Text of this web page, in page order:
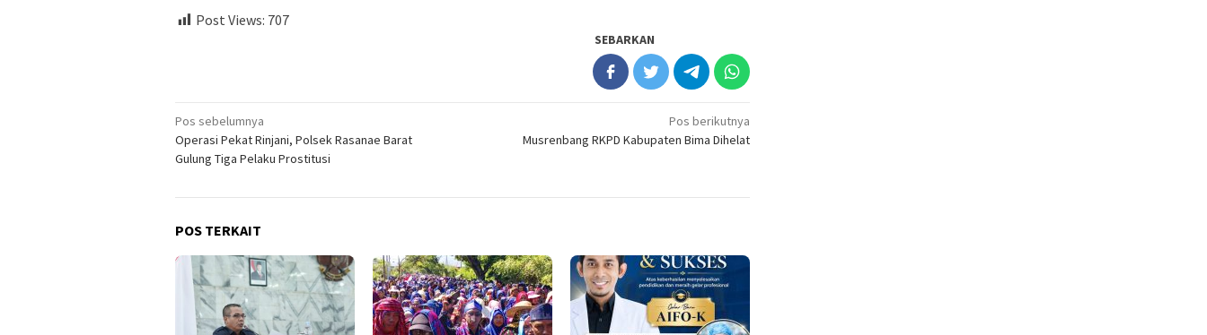
Post Views: 707
SEBARKAN
Navigasi
pos
Pos sebelumnya
Operasi Pekat Rinjani, Polsek Rasanae Barat
Gulung Tiga Pelaku Prostitusi
Pos berikutnya
Musrenbang RKPD Kabupaten Bima Dihelat
POS TERKAIT